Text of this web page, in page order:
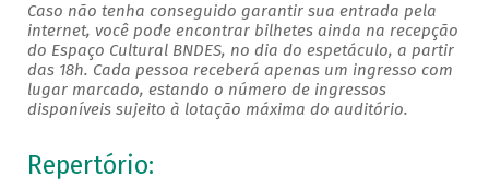
Caso não tenha conseguido garantir sua entrada pela
internet, você pode encontrar bilhetes ainda na recepção
do Espaço Cultural BNDES, no dia do espetáculo, a partir
das 18h. Cada pessoa receberá apenas um ingresso com
lugar marcado, estando o número de ingressos
disponíveis sujeito à lotação máxima do auditório.
Repertório: